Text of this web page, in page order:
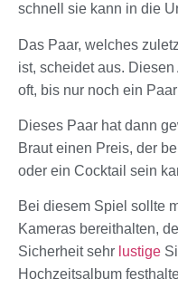
schnell sie kann in die
Das Paar, welches
ist, scheidet aus.
oft, bis nur noch ein
Dieses Paar hat dann
Braut einen Preis, der
oder ein Cocktail sein
Bei diesem Spiel sollte
Kameras bereithalten,
Sicherheit sehr lustige
Hochzeitsalbum